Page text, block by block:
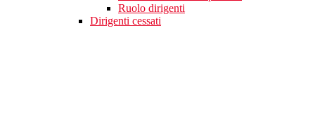
Ruolo dirigenti
Dirigenti cessati